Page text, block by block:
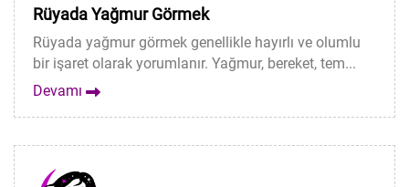
Rüyada Yağmur Görmek
Rüyada yağmur görmek genellikle hayırlı ve olumlu
bir işaret olarak yorumlanır. Yağmur, bereket, tem...
Devamı